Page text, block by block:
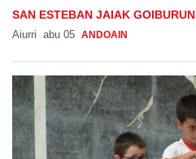
SAN ESTEBAN JAIAK
Aiurri abu 05 ANDOAIN